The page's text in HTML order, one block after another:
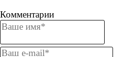
Комментарии